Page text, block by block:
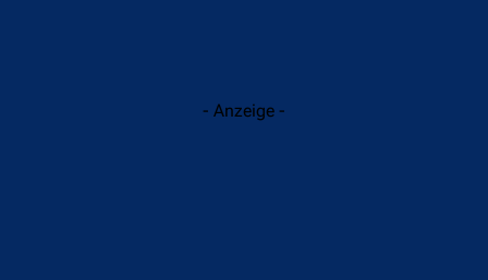
- Anzeige -